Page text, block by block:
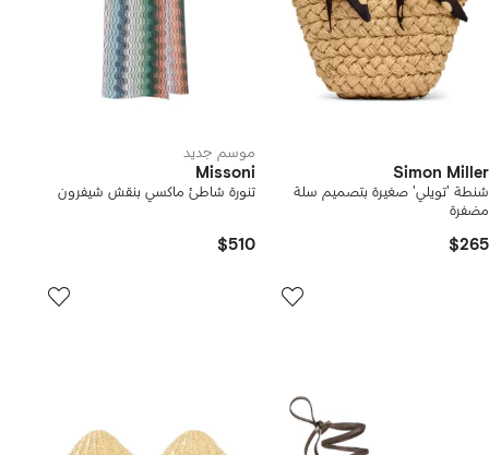
Simon Miller
شنطة 'تويلي' صغيرة بتصميم سلة
مضفرة
$265
موسم جديد
Missoni
تنورة شاطئ ماكسي بنقش شيفرون
$510